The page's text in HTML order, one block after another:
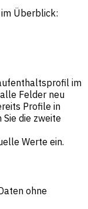
Überblick:
im
Felder neu
Profile in
Sie die zweite
Werte ein.
ohne